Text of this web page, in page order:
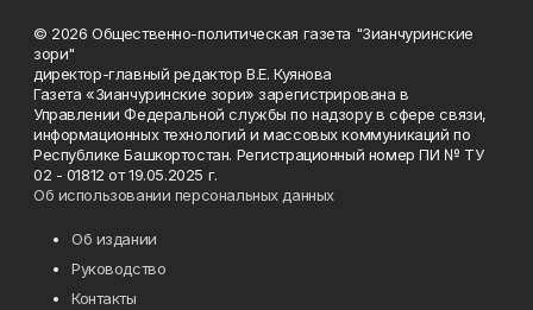
© 2026 Общественно-политическая газета "Зианчуринские
зори"
директор-главный редактор В.Е. Куянова
Газета «Зианчуринские зори» зарегистрирована в
Управлении Федеральной службы по надзору в сфере связи,
информационных технологий и массовых коммуникаций по
Республике Башкортостан. Регистрационный номер ПИ № ТУ
02 - 01812 от 19.05.2025 г.
Об использовании персональных данных
Об издании
Руководство
Контакты